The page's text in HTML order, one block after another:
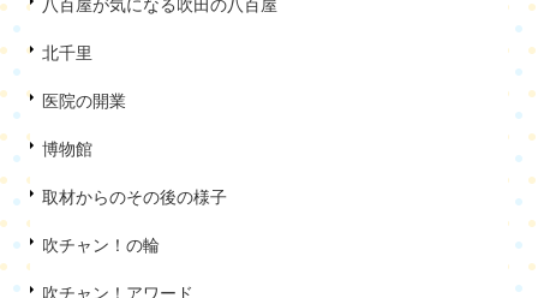
八百屋が気になる吹田の八百屋
北千里
医院の開業
博物館
取材からのその後の様子
吹チャン！の輪
吹チャン！アワード